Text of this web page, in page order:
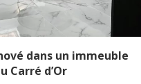
dans un immeuble
Carré d’Or